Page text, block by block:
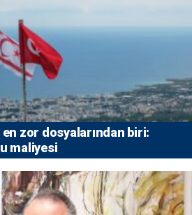
en zor dosyalarından biri:
maliyesi